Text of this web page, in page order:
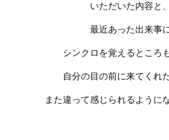
いただいた内容と、
最近あった出来事
シンクロを覚えるところ
自分の目の前に来てくれ
また違って感じられるように